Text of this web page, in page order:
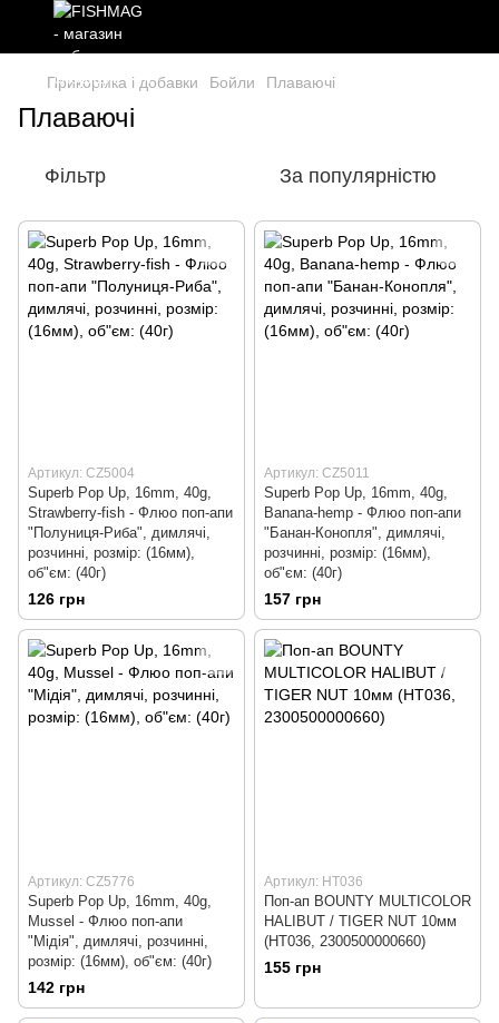
Прикормка і добавки Бойли Плаваючі
Плаваючі
Фільтр За популярністю
Артикул: CZ5004
Superb Pop Up, 16mm, 40g,
Strawberry-fish - Флюо поп-апи
"Полуниця-Риба", димлячі,
розчинні, розмір: (16мм),
об"єм: (40г)
126 грн
Артикул: CZ5011
Superb Pop Up, 16mm, 40g,
Banana-hemp - Флюо поп-апи
"Банан-Конопля", димлячі,
розчинні, розмір: (16мм),
об"єм: (40г)
157 грн
Артикул: CZ5776
Superb Pop Up, 16mm, 40g,
Mussel - Флюо поп-апи
"Мідія", димлячі, розчинні,
розмір: (16мм), об"єм: (40г)
142 грн
Артикул: HT036
Поп-ап BOUNTY MULTICOLOR
HALIBUT / TIGER NUT 10мм
(HT036, 2300500000660)
155 грн